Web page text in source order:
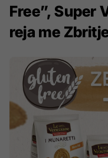
Free”, Super
reja me